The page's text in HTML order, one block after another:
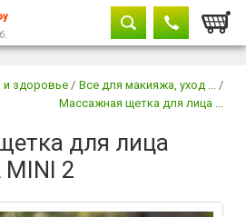
33
и здоровье / Все для макияжа, уход ... /
Массажная щетка для лица ...
для лица
MINI 2